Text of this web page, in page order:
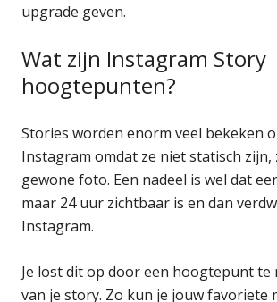
upgrade geven.
Wat zijn Instagram Story
hoogtepunten?
Stories worden enorm veel bekeken
Instagram omdat ze niet statisch zijn,
gewone foto. Een nadeel is wel dat
maar 24 uur zichtbaar is en dan
Instagram.
Je lost dit op door een hoogtepunt te
van je story. Zo kun je jouw favoriete